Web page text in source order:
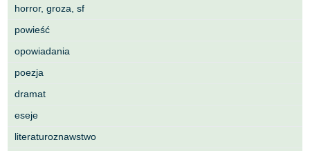
horror, groza, sf
powieść
opowiadania
poezja
dramat
eseje
literaturoznawstwo